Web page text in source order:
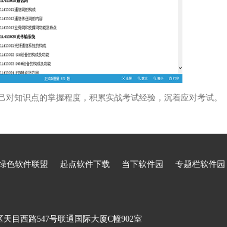
知识点的掌握程度，积累实战考试经验，沉着应对考试。
色软件联盟 起点软件下载 当下软件园 专题栏软件园
目西路547号联通国际大厦C幢902室